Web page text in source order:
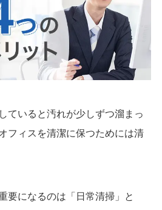
ていると汚れが少しずつ溜まっ
フィスを清潔に保つためには清
要になるのは「日常清掃」と